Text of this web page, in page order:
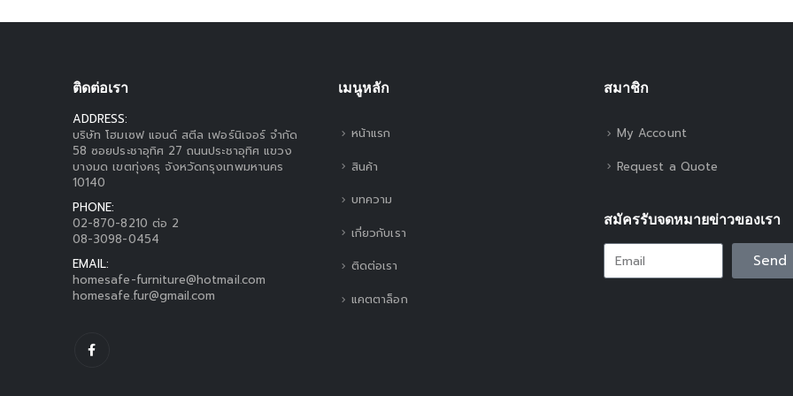
ติดต่อเรา
ADDRESS:
บริษัท โฮมเซฟ แอนด์ สตีล เฟอร์นิเจอร์ จำกัด
58 ซอยประชาอุทิศ 27 ถนนประชาอุทิศ แขวง
บางมด เขตทุ่งครุ จังหวัดกรุงเทพมหานคร
10140
PHONE:
02-870-8210 ต่อ 2
08-3098-0454
EMAIL:
homesafe-furniture@hotmail.com
homesafe.fur@gmail.com
เมนูหลัก
หน้าแรก
สินค้า
บทความ
เกี่ยวกับเรา
ติดต่อเรา
แคตตาล็อก
สมาชิก
My Account
Request a Quote
สมัครรับจดหมายข่าวของเรา
Send